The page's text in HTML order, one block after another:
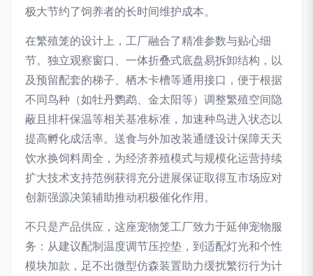
极大节约了饲养者的长时间维护成本。
在繁殖笼的设计上，工厂融合了精准参数与贴心细
节。独立观察窗口、一体折叠式底盘易拆卸结构，以
及预留配套的梯子、栖木卡槽等通用接口，便于根据
不同鸟种（如牡丹鹦鹉、金太阳等）调整繁殖空间隐
蔽且排杆保温等相关基准标准，加速种鸟进入状态以
提高孵化成活率。送食与外加改装通缝设计保障天天
饮水换饲料周全，为经济养殖模式与规模化运营持续
扩大技术支持范例获得充分进展保证取得互市场应对
创新强源决策辅助推动积极催化作用。
不只是产品供应，这座宠物笼工厂致力于延伸宠物服
务：从建议配制温度调节压控垫，到适配灯光和个性
模块加款，足不出微型仿森装置助力缓扰繁衍行为计